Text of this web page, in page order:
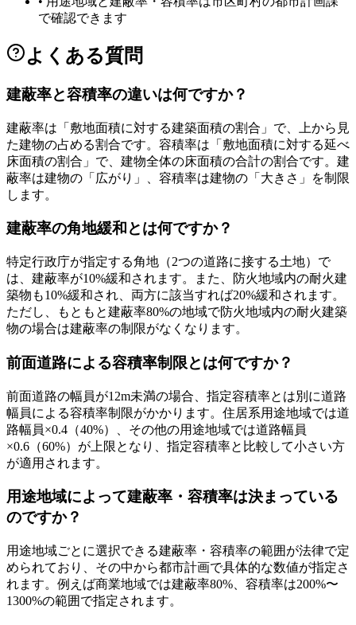
で確認できます
よくある質問
建蔽率と容積率の違いは何ですか？
建蔽率は「敷地面積に対する建築面積の割合」で、上から見
た建物の占める割合です。容積率は「敷地面積に対する延べ
床面積の割合」で、建物全体の床面積の合計の割合です。建
蔽率は建物の「広がり」、容積率は建物の「大きさ」を制限
します。
建蔽率の角地緩和とは何ですか？
特定行政庁が指定する角地（2つの道路に接する土地）で
は、建蔽率が10%緩和されます。また、防火地域内の耐火建
築物も10%緩和され、両方に該当すれば20%緩和されます。
ただし、もともと建蔽率80%の地域で防火地域内の耐火建築
物の場合は建蔽率の制限がなくなります。
前面道路による容積率制限とは何ですか？
前面道路の幅員が12m未満の場合、指定容積率とは別に道路
幅員による容積率制限がかかります。住居系用途地域では道
路幅員×0.4（40%）、その他の用途地域では道路幅員
×0.6（60%）が上限となり、指定容積率と比較して小さい方
が適用されます。
用途地域によって建蔽率・容積率は決まっている
のですか？
用途地域ごとに選択できる建蔽率・容積率の範囲が法律で定
められており、その中から都市計画で具体的な数値が指定さ
れます。例えば商業地域では建蔽率80%、容積率は200%〜
1300%の範囲で指定されます。